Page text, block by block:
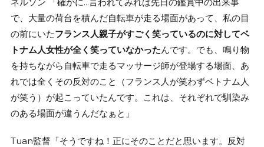
ネルソン 「確かに…言われてみれば先日の鑑賞中の出来事
で、大量の荷台を積んだ自転車が走る場面があって、私の目
の前にいたフランス人親子がすごく笑っているのに対してベ
トナム人女性が全く笑っていなかったんです。でも、鳴り物
を持ちながら自転車で走るマッサージ師が登場する場面、あ
れでは全くその反対のこと（フランス人が笑わずベトナム人
が笑う）が起こっていたんです。これは、それぞれで馴染み
のある場面が違うんだなぁと」
Tuan監督「そうですね！正にそのことだと思います。反対